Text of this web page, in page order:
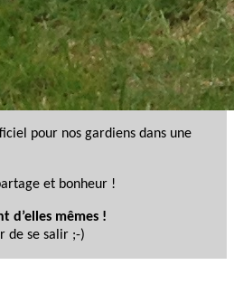
pour nos gardiens dans une
et bonheur !
d’elles mêmes !
de se salir ;-)